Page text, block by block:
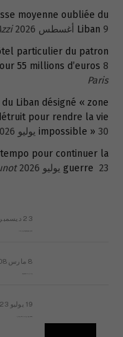
moyenne oubliée du
Liban 9 أغسطس 2026
particulier du patron
55 millions d’euros 8 أغسطس 2026
Paris
Liban désigné « zone
pour rendre la vie
impossible » 30 يوليو 2026
pour continuer la
guerre 23 يوليو 2026
23 ديسمبر 2011
8 مارس 2008
19 يوليو 2023